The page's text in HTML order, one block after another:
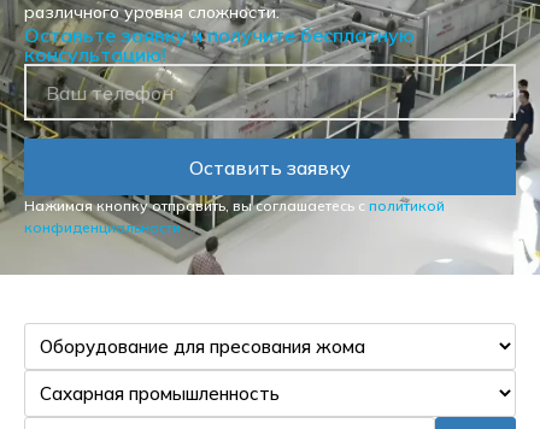
различного уровня сложности.
Оставьте заявку и получите бесплатную
консультацию!
Оставить заявку
Нажимая кнопку отправить, вы соглашаетесь с политикой
конфиденциальности